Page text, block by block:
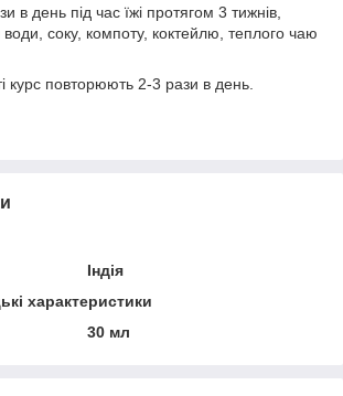
в день під час їжі протягом 3 тижнів,
соку, компоту, коктейлю, теплого чаю
курс повторюють 2-3 рази в день.
Індія
характеристики
30 мл